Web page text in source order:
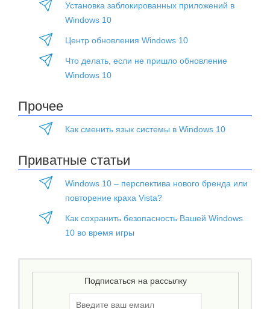
Установка заблокированных приложений в
Windows 10
Центр обновления Windows 10
Что делать, если не пришло обновление
Windows 10
Прочее
Как сменить язык системы в Windows 10
Приватные статьи
Windows 10 – перспектива нового бренда или
повторение краха Vista?
Как сохранить безопасность Вашей Windows
10 во время игры
Подписаться на рассылку